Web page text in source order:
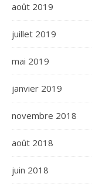
août 2019
juillet 2019
mai 2019
janvier 2019
novembre 2018
août 2018
juin 2018